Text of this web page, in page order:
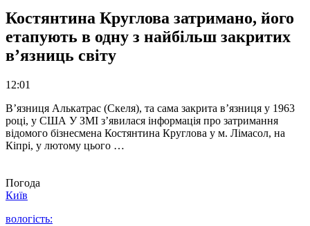
Костянтина Круглова затримано, його
етапують в одну з найбільш закритих
в’язниць світу
12:01
В’язниця Алькатрас (Скеля), та сама закрита в’язниця у 1963
році, у США У ЗМІ з’явилася інформація про затримання
відомого бізнесмена Костянтина Круглова у м. Лімасол, на
Кіпрі, у лютому цього …
Погода
Київ
вологість: